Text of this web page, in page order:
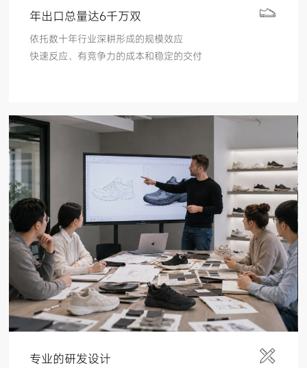
年出口总量达6千万双
依托数十年行业深耕形成的规模效应
快速反应、有竞争力的成本和稳定的交付
专业的研发设计